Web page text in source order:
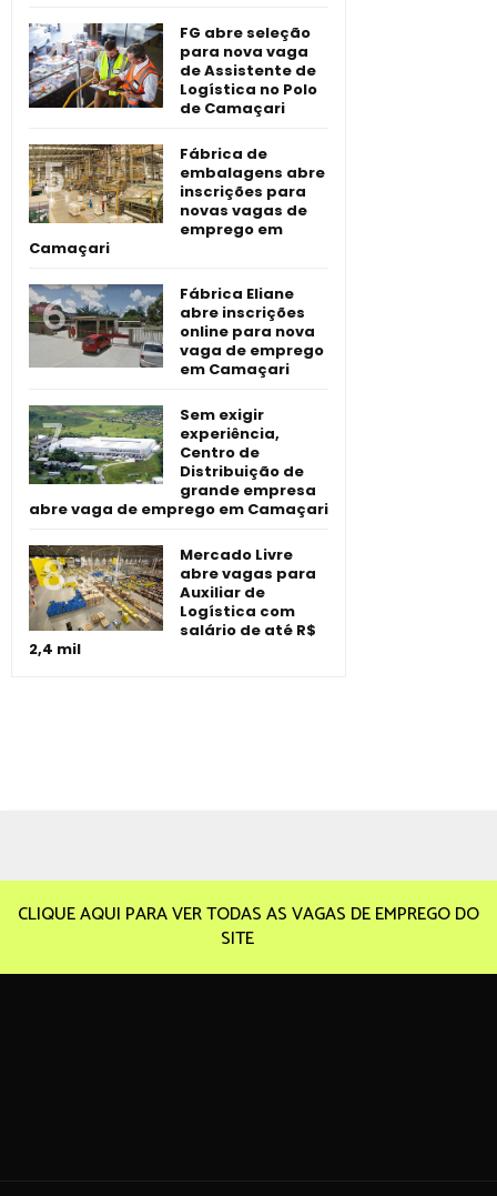
FG abre seleção
para nova vaga
de Assistente de
Logística no Polo
de Camaçari
Fábrica de
embalagens abre
inscrições para
novas vagas de
emprego em
Camaçari
Fábrica Eliane
abre inscrições
online para nova
vaga de emprego
em Camaçari
Sem exigir
experiência,
Centro de
Distribuição de
grande empresa
abre vaga de emprego em Camaçari
Mercado Livre
abre vagas para
Auxiliar de
Logística com
salário de até R$
2,4 mil
CLIQUE AQUI PARA VER TODAS AS VAGAS DE EMPREGO DO
SITE